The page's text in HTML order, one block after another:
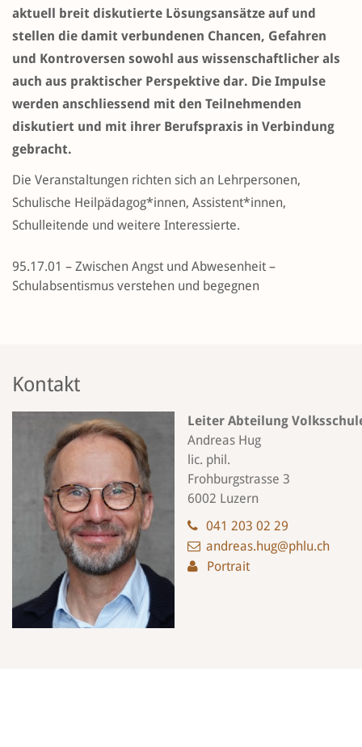
aktuell breit diskutierte Lösungsansätze auf und
stellen die damit verbundenen Chancen, Gefahren
und Kontroversen sowohl aus wissenschaftlicher als
auch aus praktischer Perspektive dar. Die Impulse
werden anschliessend mit den Teilnehmenden
diskutiert und mit ihrer Berufspraxis in Verbindung
gebracht.
Die Veranstaltungen richten sich an Lehrpersonen,
Schulische Heilpädagog*innen, Assistent*innen,
Schulleitende und weitere Interessierte.
95.17.01 – Zwischen Angst und Abwesenheit –
Schulabsentismus verstehen und begegnen
Kontakt
Leiter Abteilung
Andreas Hug
lic. phil.
Frohburgstrasse 3
6002 Luzern
041 203 02 29
andreas.hug@phlu.ch
Portrait